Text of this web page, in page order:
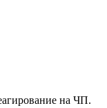
на ЧП.